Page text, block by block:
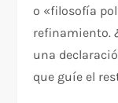
o «filosofía
refinamiento.
una
que guíe el